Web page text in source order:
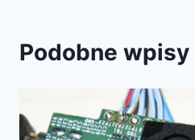
Podobne wpisy